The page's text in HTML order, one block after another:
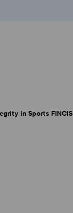
in Sports FINCIS